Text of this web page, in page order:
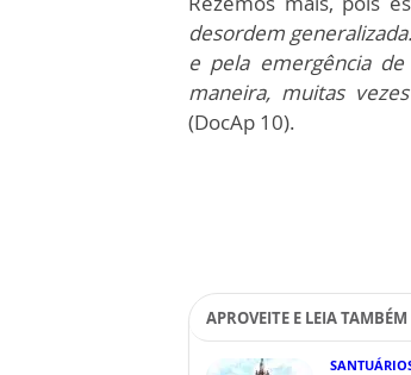
desordem
e pela emergência
maneira, muitas
(DocAp 10).
APROVEITE E LEIA TAMBÉM